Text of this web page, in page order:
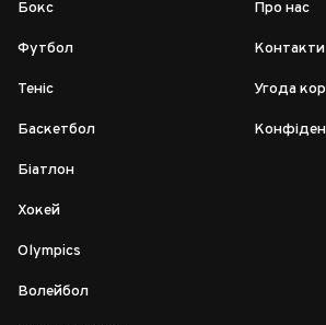
Бокс
Футбол
Теніс
Баскетбол
Біатлон
Хокей
Olympics
Волейбол
Про нас
Контакти
Угода